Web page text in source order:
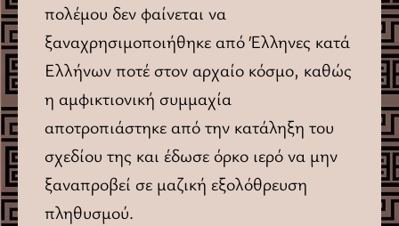
πολέμου δεν φαίνεται να
ξαναχρησιμοποιήθηκε από Έλληνες κατά
Ελλήνων ποτέ στον αρχαίο κόσμο, καθώς
η αμφικτιονική συμμαχία
αποτροπιάστηκε από την κατάληξη του
σχεδίου της και έδωσε όρκο ιερό να μην
ξαναπροβεί σε μαζική εξολόθρευση
πληθυσμού.